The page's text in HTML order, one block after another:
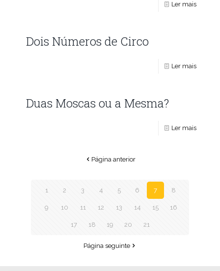
Ler mais
Dois Números de Circo
Ler mais
Duas Moscas ou a Mesma?
Ler mais
Página anterior
1 2 3 4 5 6 7 8
9 10 11 12 13 14 15 16
17 18 19 20 21
Página seguinte